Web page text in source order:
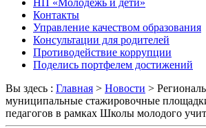
НП «Молодежь и дети»
Контакты
Управление качеством образования
Консультации для родителей
Противодействие коррупции
Поделись портфелем достижений
Вы здесь : Главная > Новости >
муниципальные стажировочные
педагогов в рамках Школы молодого